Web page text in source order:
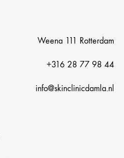
Weena 111 Rotterdam
+316 28 77 98 44
info@skinclinicdamla.nl